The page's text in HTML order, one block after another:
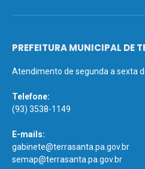
PREFEITURA MUNICIPAL DE
Atendimento de segunda a sexta
Telefone:
(93) 3538-1149
E-mails:
gabinete@terrasanta.pa.gov.br
semap@terrasanta.pa.gov.br